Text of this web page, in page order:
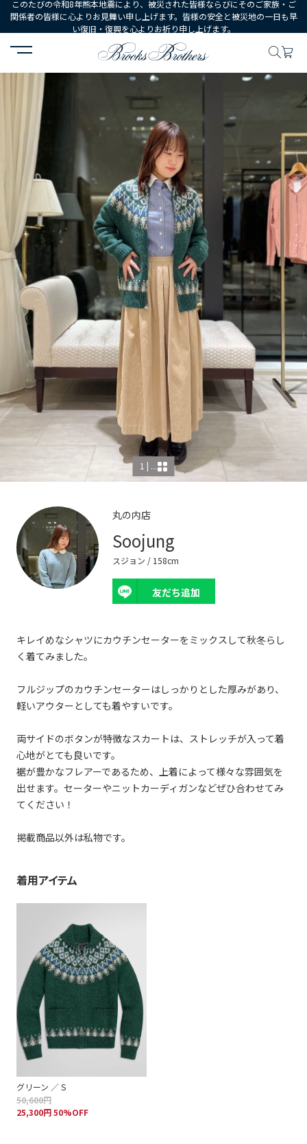
このたびの令和8年熊本地震により、被災された皆様ならびにそのご家族・ご
関係者の皆様に心よりお見舞い申し上げます。皆様の安全と被災地の一日も早
い復旧・復興を心よりお祈り申し上げます。
HOME コーディネート コーディネート詳細
1 | ...
丸の内店
Soojung
スジョン / 158cm
友だち追加
キレイめなシャツにカウチンセーターをミックスして秋冬らし
く着てみました。
フルジップのカウチンセーターはしっかりとした厚みがあり、
軽いアウターとしても着やすいです。
両サイドのボタンが特徴なスカートは、ストレッチが入って着
心地がとても良いです。
裾が豊かなフレアーであるため、上着によって様々な雰囲気を
出せます。セーターやニットカーディガンなどぜひ合わせてみ
てください！
掲載商品以外は私物です。
着用アイテム
グリーン ／ S
50,600円
25,300円 50%OFF